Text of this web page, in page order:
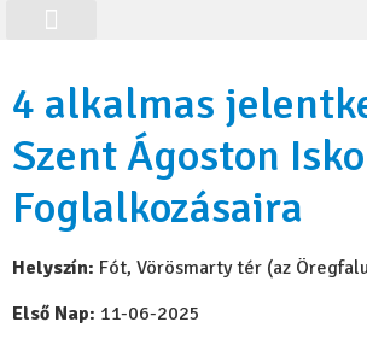
4 alkalmas
Szent Ágoston
Foglalkozásaira
Helyszín: Fót, Vörösmarty tér (az
Első Nap: 11-06-2025